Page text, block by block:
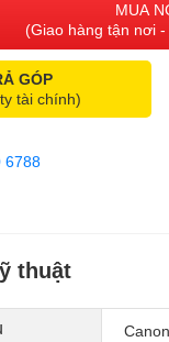
MUA
(Giao hàng tận nơi
GÓP
tài chính)
6788
thuật
Canon